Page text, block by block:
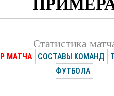
Статистика
МАТЧА СОСТАВЫ КОМАНД
ФУТБОЛА